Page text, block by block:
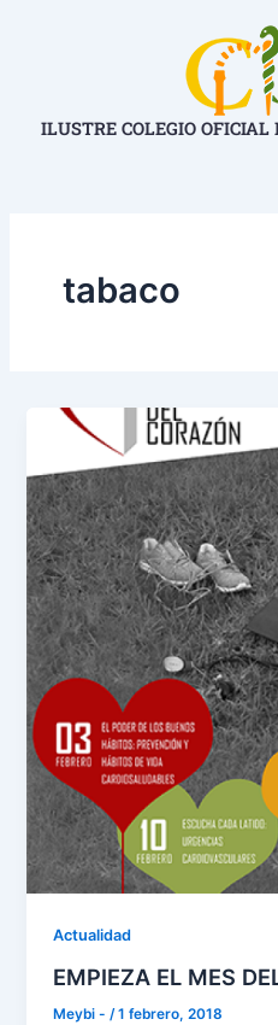
ILUSTRE COLEGIO OFICIAL
tabaco
Actualidad
EMPIEZA EL MES
Meybi -/1 febrero, 2018